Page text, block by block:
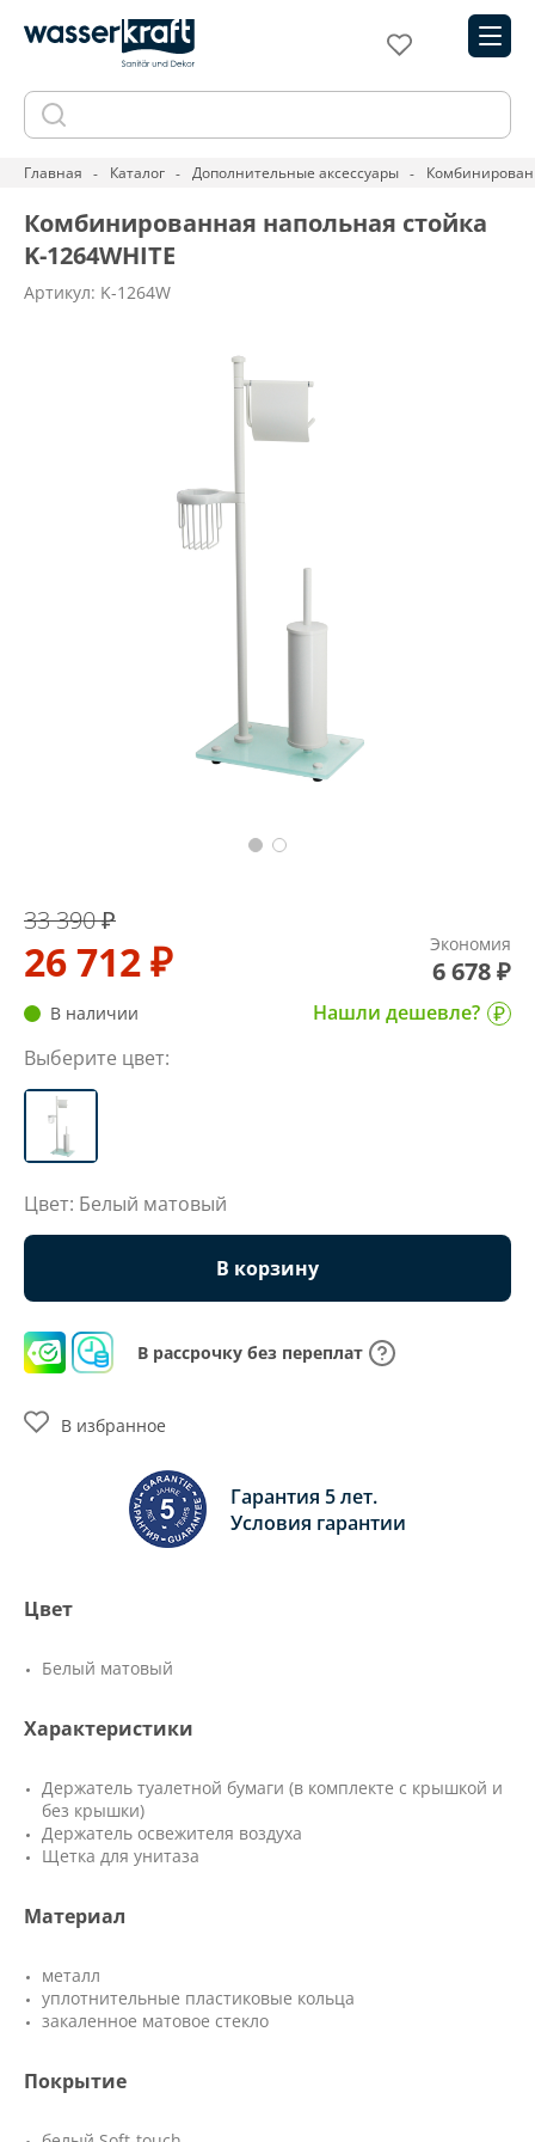
Главная Каталог Дополнительные аксессуары
Комбинированная напольная стойка
K-1264WHITE
Артикул: K-1264W
33 390 ₽
26 712 ₽ Экономия
6 678 ₽
В наличии
Нашли дешевле?
Выберите цвет:
Цвет: Белый матовый
В корзину
В рассрочку без переплат
Гарантия 5 лет.
Условия гарантии
В избранное
Цвет
Белый матовый
Характеристики
Держатель туалетной бумаги (в комплекте с крышкой и
без крышки)
Держатель освежителя воздуха
Щетка для унитаза
Материал
металл
уплотнительные пластиковые кольца
закаленное матовое стекло
Покрытие